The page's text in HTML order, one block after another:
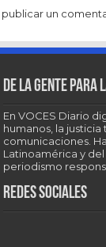
publicar un
De la gente para
En VOCES Diario
humanos, la
comunicaciones.
Latinoamérica y
periodismo
Redes sociales